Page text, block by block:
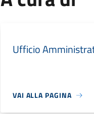
Ufficio
VAI ALLA PAGINA